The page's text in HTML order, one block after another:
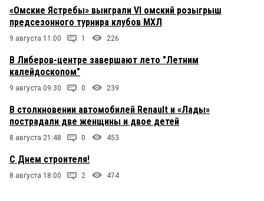
«Омские Ястребы» выиграли VI омский розыгрыш
предсезонного турнира клубов МХЛ
9 августа 11:00 1 226
В Либеров-центре завершают лето "Летним
калейдоскопом"
9 августа 09:30 0 239
В столкновении автомобилей Renault и «Лады»
пострадали две женщины и двое детей
8 августа 21:48 0 453
С Днем строителя!
8 августа 18:00 2 474